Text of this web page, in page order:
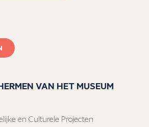
VAN HET MUSEUM
en Culturele Projecten